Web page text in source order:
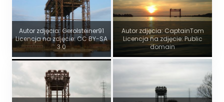
Autor zdjęcia: Gerolsteiner91
Licencja na zdjęcie: CC BY-SA
3.0
Autor zdjęcia: CaptainTom
Licencja na zdjęcie: Public
domain